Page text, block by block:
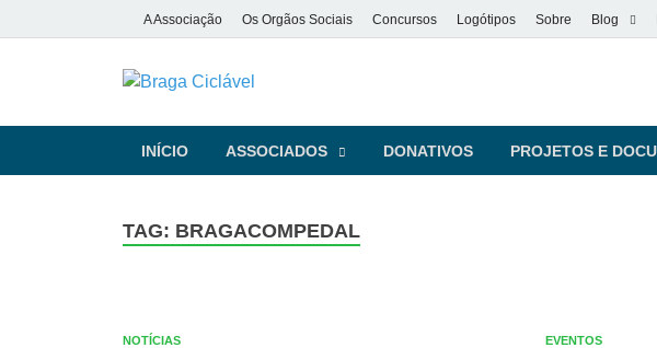
A Associação Os Orgãos Sociais Concursos Logótipos Sobre Blog
Braga Ciclável
INÍCIO ASSOCIADOS DONATIVOS PROJETOS E
TAG: BRAGACOMPEDAL
NOTÍCIAS EVENTOS